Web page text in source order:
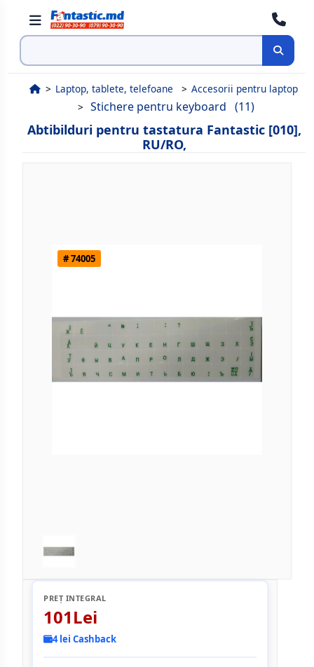
Cauta
Laptop, tablete, telefoane Accesorii pentru laptop
Stichere pentru keyboard (11)
Abtibilduri pentru tastatura Fantastic [010],
RU/RO,
# 74005
PREȚ INTEGRAL
101Lei
4 lei Cashback